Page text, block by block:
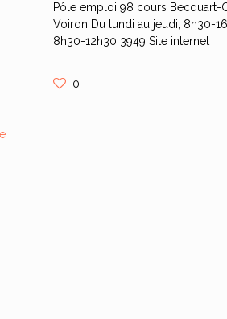
Pôle emploi 98 cours Becquart-
Voiron Du lundi au jeudi, 8h30-
8h30-12h30 3949 Site internet
0